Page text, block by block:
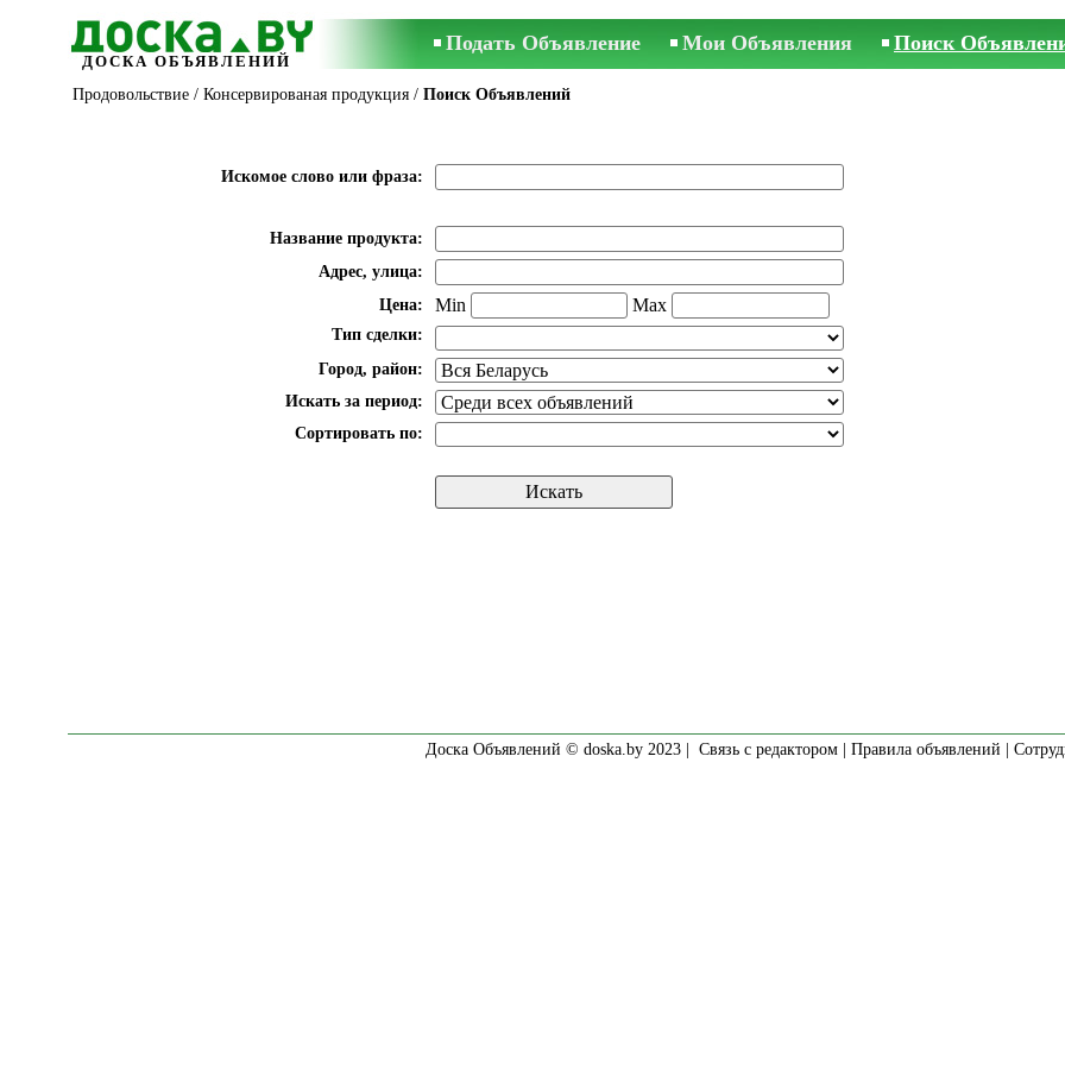
ДОСКА ОБЪЯВЛЕНИЙ
Подать Объявление Мои Объявления Поиск
Продовольствие / Консервированая продукция / Поиск Объявлений
Искомое слово или фраза:
Название продукта:
Адрес, улица:
Цена:
Min Max
Тип сделки:
Город, район:
Искать за период:
Сортировать по:
Доска Объявлений © doska.by 2023 | Связь с редактором Правила объявлений